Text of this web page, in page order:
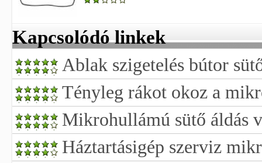
Kapcsolódó linkek
Ablak szigetelés bútor
Tényleg rákot okoz a
Mikrohullámú sütő áldás
Háztartásigép szerviz